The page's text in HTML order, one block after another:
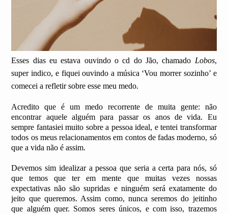
Esses dias eu estava ouvindo o cd do Jão, chamado Lobos,
super indico, e fiquei ouvindo a música ‘Vou morrer sozinho’ e
comecei a refletir sobre esse meu medo.
Acredito que é um medo recorrente de muita gente: não
encontrar aquele alguém para passar os anos de vida. Eu
sempre fantasiei muito sobre a pessoa ideal, e tentei transformar
todos os meus relacionamentos em contos de fadas moderno, só
que a vida não é assim.
Devemos sim idealizar a pessoa que seria a certa para nós, só
que temos que ter em mente que muitas vezes nossas
expectativas não são supridas e ninguém será exatamente do
jeito que queremos. Assim como, nunca seremos do jeitinho
que alguém quer. Somos seres únicos, e com isso, trazemos